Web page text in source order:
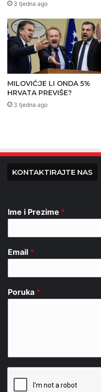
3 tjedna ago
MILOVIĆ:JE LI ONDA 5%
HRVATA PREVIŠE?
3 tjedna ago
KONTAKTIRAJTE NAS
Ime i Prezime *
Email *
Poruka *